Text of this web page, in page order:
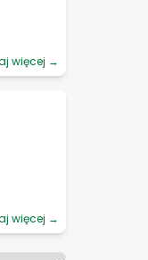
więcej →
więcej →